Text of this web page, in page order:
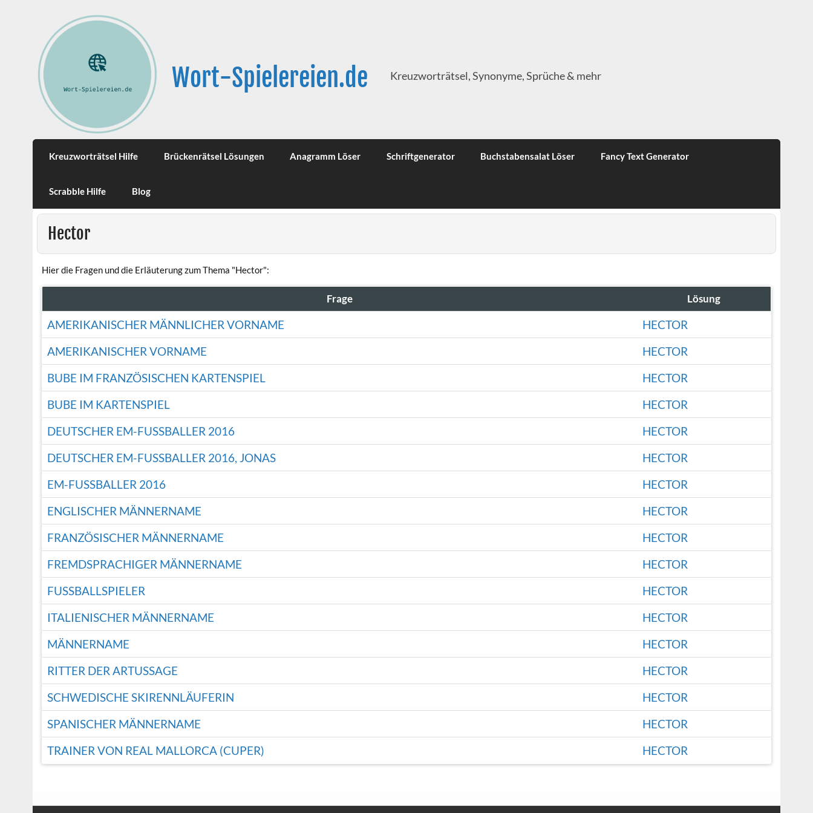
Wort-Spielereien.de Kreuzworträtsel, Synonyme, Sprüche & mehr
Kreuzworträtsel Hilfe Brückenrätsel Lösungen Anagramm Löser Schriftgenerator Buchstabensalat Löser Fancy Text Generator
Scrabble Hilfe Blog
Hector
Hier die Fragen und die Erläuterung zum Thema "Hector":
Frage Lösung
AMERIKANISCHER MÄNNLICHER VORNAME
HECTOR
AMERIKANISCHER VORNAME
HECTOR
BUBE IM FRANZÖSISCHEN KARTENSPIEL
HECTOR
BUBE IM KARTENSPIEL
HECTOR
DEUTSCHER EM-FUSSBALLER 2016
HECTOR
DEUTSCHER EM-FUSSBALLER 2016, JONAS
HECTOR
EM-FUSSBALLER 2016
HECTOR
ENGLISCHER MÄNNERNAME
HECTOR
FRANZÖSISCHER MÄNNERNAME
HECTOR
FREMDSPRACHIGER MÄNNERNAME
HECTOR
FUSSBALLSPIELER
HECTOR
ITALIENISCHER MÄNNERNAME
HECTOR
MÄNNERNAME
HECTOR
RITTER DER ARTUSSAGE
HECTOR
SCHWEDISCHE SKIRENNLÄUFERIN
HECTOR
SPANISCHER MÄNNERNAME
HECTOR
TRAINER VON REAL MALLORCA (CUPER)
HECTOR